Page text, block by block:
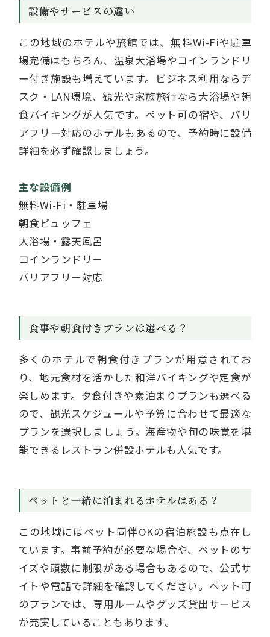
設備やサービスの違い
この地域のホテルや旅館では、無料Wi-Fiや駐車
場完備はもちろん、温泉大浴場やコインランドリ
ー付き施設も増えています。ビジネス利用ならデ
スク・LAN環境、観光や家族旅行なら大浴場や朝
食バイキングが人気です。ペット可の宿や、バリ
アフリー対応のホテルもあるので、予約時に設備
詳細を必ず確認しましょう。
主な設備例
無料Wi-Fi・駐車場
朝食ビュッフェ
大浴場・露天風呂
コインランドリー
バリアフリー対応
食事や朝食付きプランは選べる？
多くのホテルで朝食付きプランが用意されてお
り、地元食材を活かした和洋バイキングや定食が
楽しめます。夕食付きや素泊まりプランも選べる
ので、観光スケジュールや予算に合わせて最適な
プランを選択しましょう。海産物や旬の味覚を堪
能できるレストラン併設ホテルも人気です。
ペットと一緒に泊まれるホテルはある？
この地域にはペット同伴OKの宿泊施設も点在し
ています。事前予約が必要な場合や、ペットのサ
イズや頭数に制限がある場合もあるので、公式サ
イトや電話で詳細を確認してください。ペット可
のプランでは、専用ルームやグッズ貸出サービス
が充実していることもあります。